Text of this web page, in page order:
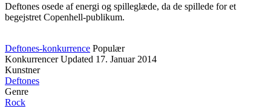
Deftones osede af energi og spilleglæde, da de spillede for et
begejstret Copenhell-publikum.
Deftones-konkurrence Populær
Konkurrencer Updated 17. Januar 2014
Kunstner
Deftones
Genre
Rock